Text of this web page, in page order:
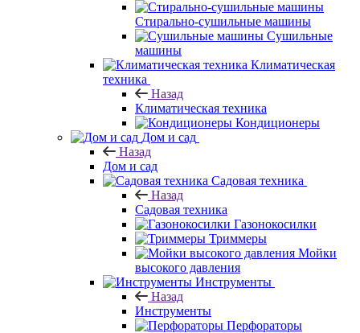
Стирально-сушильные машины
Сушильные
машины
Климатическая
техника
Назад
Климатическая техника
Кондиционеры
Дом и сад
Назад
Дом и сад
Садовая техника
Назад
Садовая техника
Газонокосилки
Триммеры
Мойки
высокого давления
Инструменты
Назад
Инструменты
Перфораторы